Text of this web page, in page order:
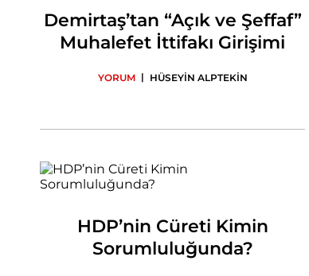
Demirtaş’tan “Açık ve Şeffaf”
Muhalefet İttifakı Girişimi
YORUM | HÜSEYİN ALPTEKİN
HDP’nin Cüreti Kimin
Sorumluluğunda?